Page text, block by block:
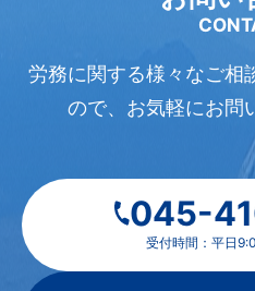
労務に関する様々なご相
ので、 お気軽にお問
045-
受付時間：平日